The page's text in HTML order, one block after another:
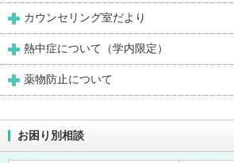
カウンセリング室だより
熱中症について（学内限定）
薬物防止について
お困り別相談